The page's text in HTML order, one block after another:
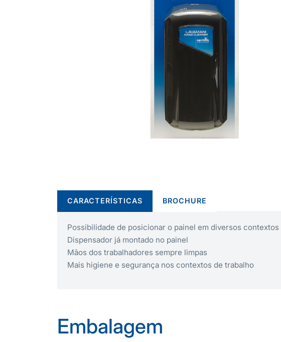
CARACTERÍSTICAS BROCHURE
Possibilidade de posicionar o painel em diversos
Dispensador já montado no painel
Mãos dos trabalhadores sempre limpas
Mais higiene e segurança nos contextos de trabalho
Embalagem